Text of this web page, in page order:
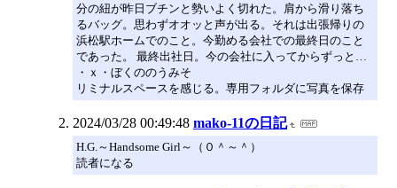
分の紐が昨日ブチンと勢いよく切れた。肩から滑り落ち
るバッグ。思わずオオッと声が出る。それは出張帰りの
浜松駅ホームでのこと。今勤める会社での最終日のこと
であった。 最終出社日。今の会社に入ってからずっと…
・ｘ・ぼくののうみそ
リミナルスペースを感じる。専用フォルダに写真を保存
2024/03/28 00:49:48 mako-11の日記
H.G.～Handsome Girl～（０＾～＾）
読者になる